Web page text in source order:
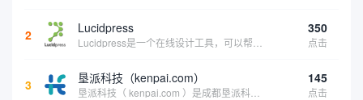
2 Lucidpress 350
点击
3 垦派科技（kenpai.com） 145
点击